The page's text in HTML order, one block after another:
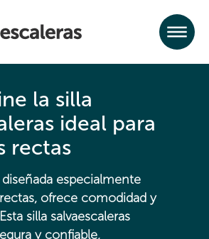
la silla
ideal para
rectas
especialmente
ofrece comodidad y
silla salvaescaleras
y confiable,